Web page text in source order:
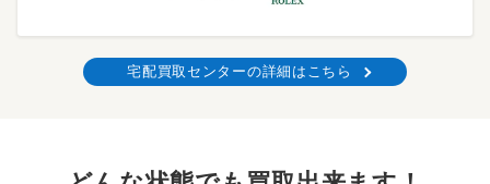
宅配買取センターの詳細はこちら